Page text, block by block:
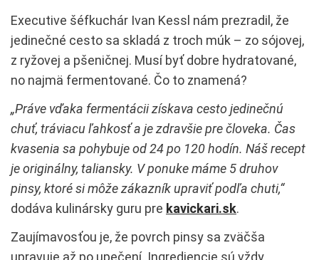
Executive šéfkuchár Ivan Kessl nám prezradil, že
jedinečné cesto sa skladá z troch múk – zo sójovej,
z ryžovej a pšeničnej. Musí byť dobre hydratované,
no najmä fermentované. Čo to znamená?
„Práve vďaka fermentácii získava cesto jedinečnú
chuť, tráviacu ľahkosť a je zdravšie pre človeka. Čas
kvasenia sa pohybuje od 24 po 120 hodín. Náš recept
je originálny, taliansky. V ponuke máme 5 druhov
pinsy, ktoré si môže zákazník upraviť podľa chuti,“
dodáva kulinársky guru pre kavickari.sk.
Zaujímavosťou je, že povrch pinsy sa zväčša
upravuje až po upečení. Ingrediencie sú vždy